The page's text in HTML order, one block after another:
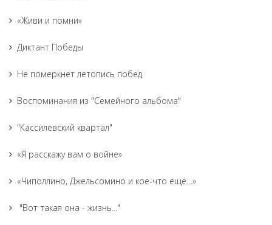
«Живи и помни»
Диктант Победы
Не померкнет летопись побед
Воспоминания из "Семейного альбома"
"Кассилевский квартал"
«Я расскажу вам о войне»
«Чиполлино, Джельсомино и кое-что ещё…»
"Вот такая она - жизнь..."